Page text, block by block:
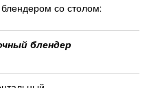
со столом:
блендер